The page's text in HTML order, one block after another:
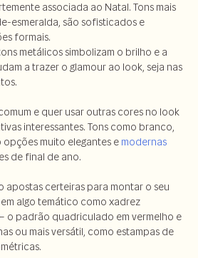
associada ao Natal. Tons mais
esmeralda, são sofisticados e
formais.
metálicos simbolizam o brilho e a
a trazer o glamour ao look, seja nas
e quer usar outras cores no look
interessantes. Tons como branco,
opções muito elegantes e modernas
de final de ano.
apostas certeiras para montar o seu
algo temático como xadrez
o padrão quadriculado em vermelho e
ou mais versátil, como estampas de